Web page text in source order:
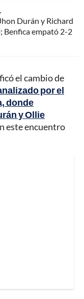
Durán y Richard
Benfica empató 2-2
el cambio de
por el
donde
y Ollie
este encuentro